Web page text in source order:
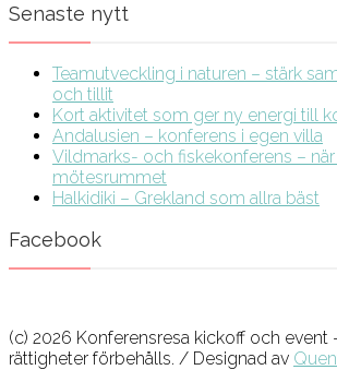
Senaste nytt
Teamutveckling i naturen – stärk
och tillit
Kort aktivitet som ger ny energi till
Andalusien – konferens i egen villa
Vildmarks- och fiskekonferens –
mötesrummet
Halkidiki – Grekland som allra bäst
Facebook
(c) 2026 Konferensresa kickoff och event
rättigheter förbehålls. / Designad av